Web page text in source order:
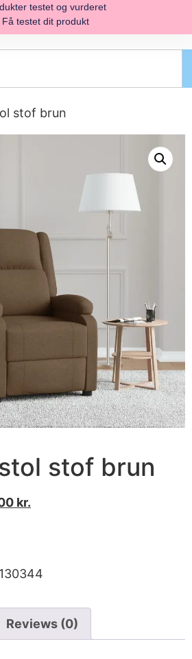
testet og vurderet
Få testet dit produkt
stof brun
stof brun
kr.
Reviews (0)